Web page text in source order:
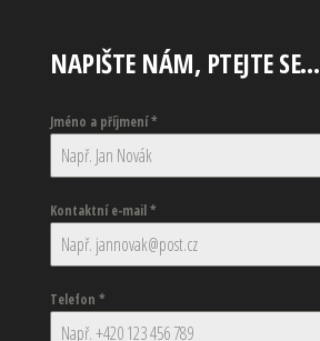
NAPIŠTE NÁM, PTEJTE SE…
Jméno a příjmení*
Kontaktní e-mail*
Telefon *